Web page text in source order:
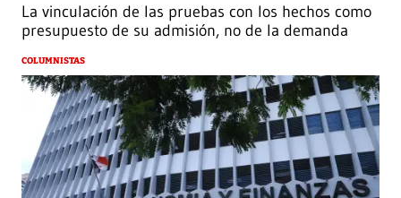
La vinculación de las pruebas con los hechos como
presupuesto de su admisión, no de la demanda
COLUMNISTAS